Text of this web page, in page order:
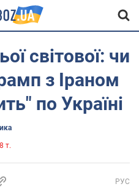
світової: чи
з Іраном
по Україні
т.
РУС